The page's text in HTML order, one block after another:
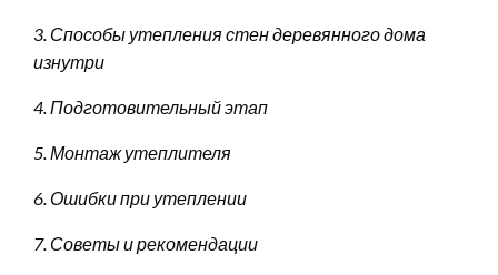
3. Способы утепления стен деревянного дома
изнутри
4. Подготовительный этап
5. Монтаж утеплителя
6. Ошибки при утеплении
7. Советы и рекомендации